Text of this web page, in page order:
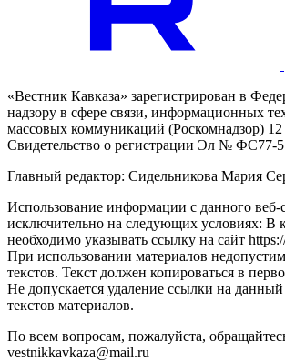
«Вестник Кавказа» зарегистрирован в
надзору в сфере связи, информационных
массовых коммуникаций (Роскомнадзор) 12
Свидетельство о регистрации Эл № ФС77-
Главный редактор: Сидельникова Мария
Использование информации с данного веб-
исключительно на следующих условиях: В
необходимо указывать ссылку на сайт
При использовании материалов
текстов. Текст должен копироваться в
Не допускается удаление ссылки на данный
текстов материалов.
По всем вопросам, пожалуйста,
vestnikkavkaza@mail.ru